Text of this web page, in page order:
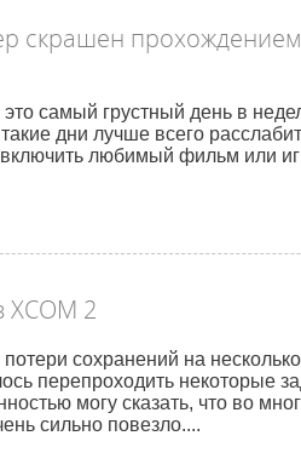
скрашен
самый грустный день в
дни лучше всего
любимый фильм или
2
потери сохранений на
перепроходить некоторые
могу сказать, что во
сильно повезло....